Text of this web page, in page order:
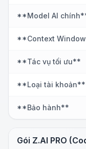
**Model AI
**Context
**Tác vụ tối ưu**
**Loại tài khoản**
**Bảo hành**
Gói Z.AI PRO